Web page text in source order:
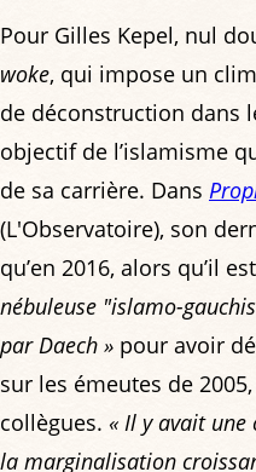
Pour Gilles Kepel, nul
woke, qui impose un
de déconstruction dans
objectif de l’islamisme
de sa carrière. Dans
(L'Observatoire), son
qu’en 2016, alors qu’il est
nébuleuse "islamo-
par Daech » pour avoir
sur les émeutes de
collègues. « Il y avait une
la marginalisation